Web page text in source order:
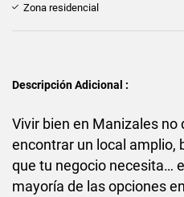
Zona residencial
Descripción Adicional :
Vivir bien en Manizales no
encontrar un local amplio,
que tu negocio necesita…
mayoría de las opciones